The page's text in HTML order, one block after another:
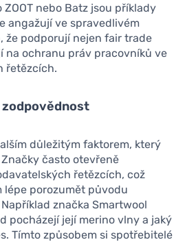
nebo Batz jsou příklady
angažují ve spravedlivém
že podporují nejen fair trade
na ochranu práv pracovníků ve
řetězcích.
důležitým faktorem, který
často otevřeně
řetězcích, což
lépe porozumět původu
značka Smartwool
pocházejí její merino vlny a jaký
Tímto způsobem si spotřebitelé